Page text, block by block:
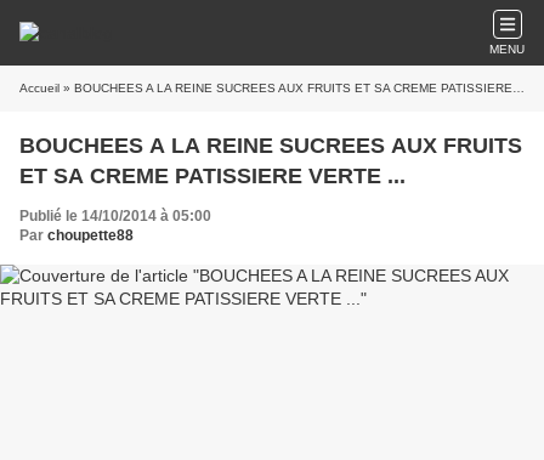
MENU
Accueil » BOUCHEES A LA REINE SUCREES AUX FRUITS ET SA CREME PATISSIERE VERTE ...
BOUCHEES A LA REINE SUCREES AUX FRUITS
ET SA CREME PATISSIERE VERTE ...
Publié le 14/10/2014 à 05:00
Par choupette88